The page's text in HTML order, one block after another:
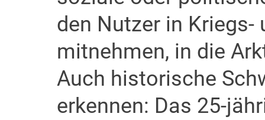
den Nutzer in Kriegs-
mitnehmen, in die
Auch historische
erkennen: Das 25-